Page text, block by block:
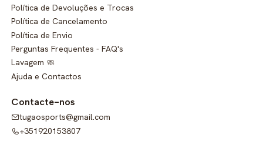
Política de Devoluções e Trocas
Política de Cancelamento
Política de Envio
Perguntas Frequentes - FAQ's
Lavagem 🧼
Ajuda e Contactos
Contacte-nos
tugaosports@gmail.com
+351920153807